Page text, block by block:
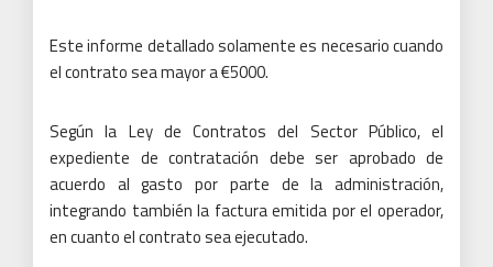
Este informe detallado solamente es necesario cuando
el contrato sea mayor a €5000.
Según la Ley de Contratos del Sector Público, el
expediente de contratación debe ser aprobado de
acuerdo al gasto por parte de la administración,
integrando también la factura emitida por el operador,
en cuanto el contrato sea ejecutado.